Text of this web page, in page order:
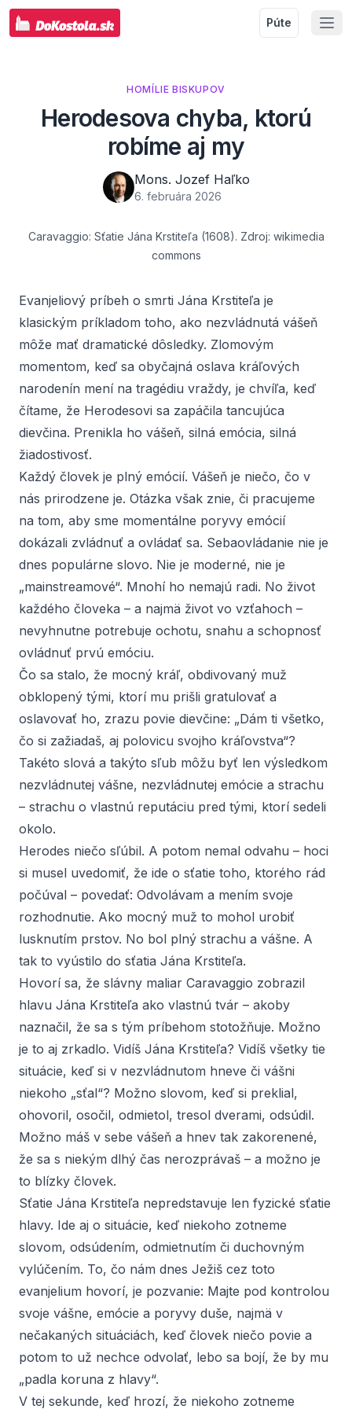
Púte
HOMÍLIE BISKUPOV
Herodesova chyba, ktorú
robíme aj my
Mons. Jozef Haľko
6. februára 2026
Caravaggio: Sťatie Jána Krstiteľa (1608). Zdroj: wikimedia
commons
Evanjeliový príbeh o smrti Jána Krstiteľa je
klasickým príkladom toho, ako nezvládnutá vášeň
môže mať dramatické dôsledky. Zlomovým
momentom, keď sa obyčajná oslava kráľových
narodenín mení na tragédiu vraždy, je chvíľa, keď
čítame, že Herodesovi sa zapáčila tancujúca
dievčina. Prenikla ho vášeň, silná emócia, silná
žiadostivosť.
Každý človek je plný emócií. Vášeň je niečo, čo v
nás prirodzene je. Otázka však znie, či pracujeme
na tom, aby sme momentálne poryvy emócií
dokázali zvládnuť a ovládať sa. Sebaovládanie nie je
dnes populárne slovo. Nie je moderné, nie je
„mainstreamové“. Mnohí ho nemajú radi. No život
každého človeka – a najmä život vo vzťahoch –
nevyhnutne potrebuje ochotu, snahu a schopnosť
ovládnuť prvú emóciu.
Čo sa stalo, že mocný kráľ, obdivovaný muž
obklopený tými, ktorí mu prišli gratulovať a
oslavovať ho, zrazu povie dievčine: „Dám ti všetko,
čo si zažiadaš, aj polovicu svojho kráľovstva“?
Takéto slová a takýto sľub môžu byť len výsledkom
nezvládnutej vášne, nezvládnutej emócie a strachu
– strachu o vlastnú reputáciu pred tými, ktorí sedeli
okolo.
Herodes niečo sľúbil. A potom nemal odvahu – hoci
si musel uvedomiť, že ide o sťatie toho, ktorého rád
počúval – povedať: Odvolávam a mením svoje
rozhodnutie. Ako mocný muž to mohol urobiť
lusknutím prstov. No bol plný strachu a vášne. A
tak to vyústilo do sťatia Jána Krstiteľa.
Hovorí sa, že slávny maliar Caravaggio zobrazil
hlavu Jána Krstiteľa ako vlastnú tvár – akoby
naznačil, že sa s tým príbehom stotožňuje. Možno
je to aj zrkadlo. Vidíš Jána Krstiteľa? Vidíš všetky tie
situácie, keď si v nezvládnutom hneve či vášni
niekoho „sťal“? Možno slovom, keď si preklial,
ohovoril, osočil, odmietol, tresol dverami, odsúdil.
Možno máš v sebe vášeň a hnev tak zakorenené,
že sa s niekým dlhý čas nerozprávaš – a možno je
to blízky človek.
Sťatie Jána Krstiteľa nepredstavuje len fyzické sťatie
hlavy. Ide aj o situácie, keď niekoho zotneme
slovom, odsúdením, odmietnutím či duchovným
vylúčením. To, čo nám dnes Ježiš cez toto
evanjelium hovorí, je pozvanie: Majte pod kontrolou
svoje vášne, emócie a poryvy duše, najmä v
nečakaných situáciách, keď človek niečo povie a
potom to už nechce odvolať, lebo sa bojí, že by mu
„padla koruna z hlavy“.
V tej sekunde, keď hrozí, že niekoho zotneme